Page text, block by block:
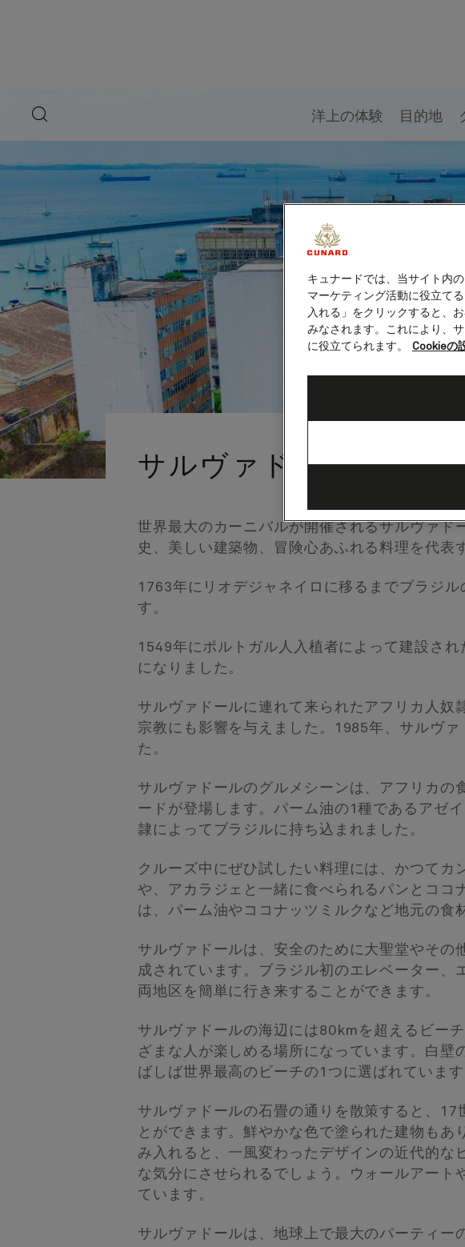
search
button
洋上の体験 目的地
サルヴァドール（ブラ
世界最大のカーニバルが開催されるサルヴァ
史、美しい建築物、冒険心あふれる料理を代表
1763年にリオデジャネイロに移るまでブラジ
す。
1549年にポルトガル人入植者によって建設さ
になりました。
サルヴァドールに連れて来られたアフリカ人奴
宗教にも影響を与えました。1985年、サルヴ
た。
サルヴァドールのグルメシーンは、アフリカの
ードが登場します。パーム油の1種であるアゼ
隷によってブラジルに持ち込まれました。
クルーズ中にぜひ試したい料理には、かつて
や、アカラジェと一緒に食べられるパンとココ
は、パーム油やココナッツミルクなど地元の食
サルヴァドールは、安全のために大聖堂やそ
成されています。ブラジル初のエレベーター
両地区を簡単に行き来することができます。
サルヴァドールの海辺には80kmを超えるビー
ざまな人が楽しめる場所になっています。白
ばしば世界最高のビーチの1つに選ばれています
サルヴァドールの石畳の通りを散策すると、
とができます。鮮やかな色で塗られた建物も
み入れると、一風変わったデザインの近代的な
な気分にさせられるでしょう。ウォールアート
ています。
サルヴァドールは、地球上で最大のパーティ
キュナードでは、当サイト内
マーケティング活動に役立て
入れる」をクリックすると、
みなされます。これにより、
に役立てられます。
Cookieの